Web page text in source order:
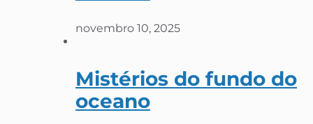
novembro 10, 2025
Mistérios do fundo do
oceano